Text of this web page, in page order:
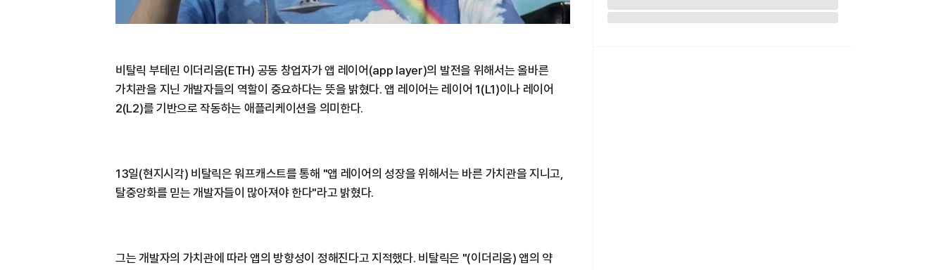
비탈릭 부테린 이더리움(ETH) 공동 창업자가 앱 레이어(app layer)의 발전을 위해서는 올바른
가치관을 지닌 개발자들의 역할이 중요하다는 뜻을 밝혔다. 앱 레이어는 레이어 1(L1)이나 레이어
2(L2)를 기반으로 작동하는 애플리케이션을 의미한다.
13일(현지시각) 비탈릭은 워프캐스트를 통해 "앱 레이어의 성장을 위해서는 바른 가치관을 지니고,
탈중앙화를 믿는 개발자들이 많아져야 한다"라고 밝혔다.
그는 개발자의 가치관에 따라 앱의 방향성이 정해진다고 지적했다. 비탈릭은 "(이더리움) 앱의 약